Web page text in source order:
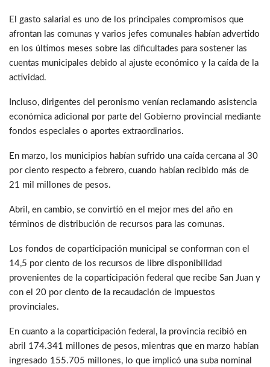
El gasto salarial es uno de los principales compromisos que
afrontan las comunas y varios jefes comunales habían advertido
en los últimos meses sobre las dificultades para sostener las
cuentas municipales debido al ajuste económico y la caída de la
actividad.
Incluso, dirigentes del peronismo venían reclamando asistencia
económica adicional por parte del Gobierno provincial mediante
fondos especiales o aportes extraordinarios.
En marzo, los municipios habían sufrido una caída cercana al 30
por ciento respecto a febrero, cuando habían recibido más de
21 mil millones de pesos.
Abril, en cambio, se convirtió en el mejor mes del año en
términos de distribución de recursos para las comunas.
Los fondos de coparticipación municipal se conforman con el
14,5 por ciento de los recursos de libre disponibilidad
provenientes de la coparticipación federal que recibe San Juan y
con el 20 por ciento de la recaudación de impuestos
provinciales.
En cuanto a la coparticipación federal, la provincia recibió en
abril 174.341 millones de pesos, mientras que en marzo habían
ingresado 155.705 millones, lo que implicó una suba nominal